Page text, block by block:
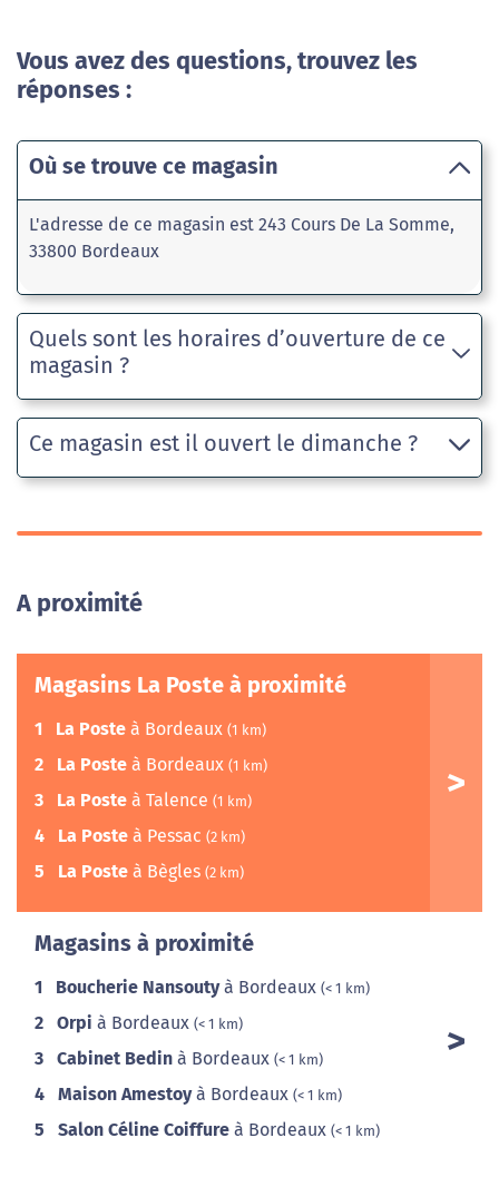
Vous avez des questions, trouvez les
réponses :
Où se trouve ce magasin
L'adresse de ce magasin est 243 Cours De La Somme,
33800 Bordeaux
Quels sont les horaires d’ouverture de ce
magasin ?
Ce magasin est il ouvert le dimanche ?
A proximité
Magasins La Poste à proximité
1 La Poste à Bordeaux (1 km)
2 La Poste à Bordeaux (1 km)
3 La Poste à Talence (1 km)
4 La Poste à Pessac (2 km)
5 La Poste à Bègles (2 km)
Magasins à proximité
1 Boucherie Nansoutyà Bordeaux (< 1 km)
2 Orpi à Bordeaux (< 1 km)
3 Cabinet Bedin à Bordeaux (< 1 km)
4 Maison Amestoyà Bordeaux (< 1 km)
5 Salon Céline Coiffure à Bordeaux (< 1 km)